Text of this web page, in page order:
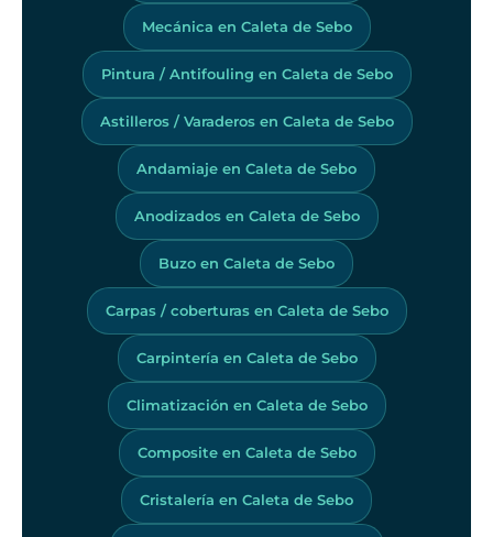
Mecánica en Caleta de Sebo
Pintura / Antifouling en Caleta de Sebo
Astilleros / Varaderos en Caleta de Sebo
Andamiaje en Caleta de Sebo
Anodizados en Caleta de Sebo
Buzo en Caleta de Sebo
Carpas / coberturas en Caleta de Sebo
Carpintería en Caleta de Sebo
Climatización en Caleta de Sebo
Composite en Caleta de Sebo
Cristalería en Caleta de Sebo